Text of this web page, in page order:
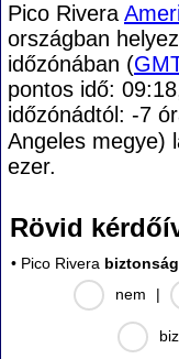
Pico Rivera
országban
időzónában (
pontos idő:
időzónádtól: -7
Angeles megye)
ezer.
Rövid
• Pico Rivera
nem
|